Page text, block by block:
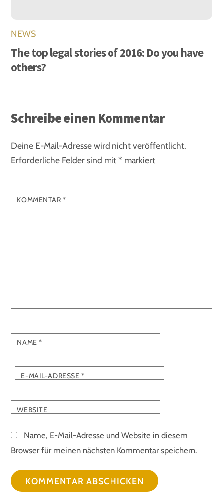
NEWS
The top legal stories of 2016: Do you have
others?
Schreibe einen Kommentar
Deine E-Mail-Adresse wird nicht veröffentlicht.
Erforderliche Felder sind mit* markiert
KOMMENTAR*
NAME*
E-MAIL-ADRESSE *
WEBSITE
Name, E-Mail-Adresse und Website in diesem
Browser für meinen nächsten Kommentar speichern.